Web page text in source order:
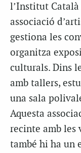
l’Institut
associació
gestiona les
organitza
culturals. Dins
amb tallers,
una sala
Aquesta
recinte amb les
també hi ha un